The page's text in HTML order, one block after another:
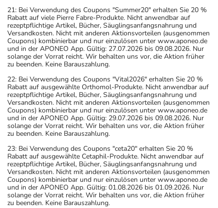
21: Bei Verwendung des Coupons "Summer20" erhalten Sie 20 %
Rabatt auf viele Pierre Fabre-Produkte. Nicht anwendbar auf
rezeptpflichtige Artikel, Bücher, Säuglingsanfangsnahrung und
Versandkosten. Nicht mit anderen Aktionsvorteilen (ausgenommen
Coupons) kombinierbar und nur einzulösen unter www.aponeo.de
und in der APONEO App. Gültig: 27.07.2026 bis 09.08.2026. Nur
solange der Vorrat reicht. Wir behalten uns vor, die Aktion früher
zu beenden. Keine Barauszahlung.
22: Bei Verwendung des Coupons "Vital2026" erhalten Sie 20 %
Rabatt auf ausgewählte Orthomol-Produkte. Nicht anwendbar auf
rezeptpflichtige Artikel, Bücher, Säuglingsanfangsnahrung und
Versandkosten. Nicht mit anderen Aktionsvorteilen (ausgenommen
Coupons) kombinierbar und nur einzulösen unter www.aponeo.de
und in der APONEO App. Gültig: 29.07.2026 bis 09.08.2026. Nur
solange der Vorrat reicht. Wir behalten uns vor, die Aktion früher
zu beenden. Keine Barauszahlung.
23: Bei Verwendung des Coupons "ceta20" erhalten Sie 20 %
Rabatt auf ausgewählte Cetaphil-Produkte. Nicht anwendbar auf
rezeptpflichtige Artikel, Bücher, Säuglingsanfangsnahrung und
Versandkosten. Nicht mit anderen Aktionsvorteilen (ausgenommen
Coupons) kombinierbar und nur einzulösen unter www.aponeo.de
und in der APONEO App. Gültig: 01.08.2026 bis 01.09.2026. Nur
solange der Vorrat reicht. Wir behalten uns vor, die Aktion früher
zu beenden. Keine Barauszahlung.